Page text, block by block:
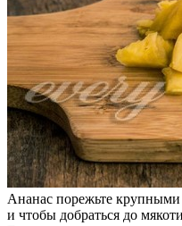
Ананас порежьте
и чтобы добраться до